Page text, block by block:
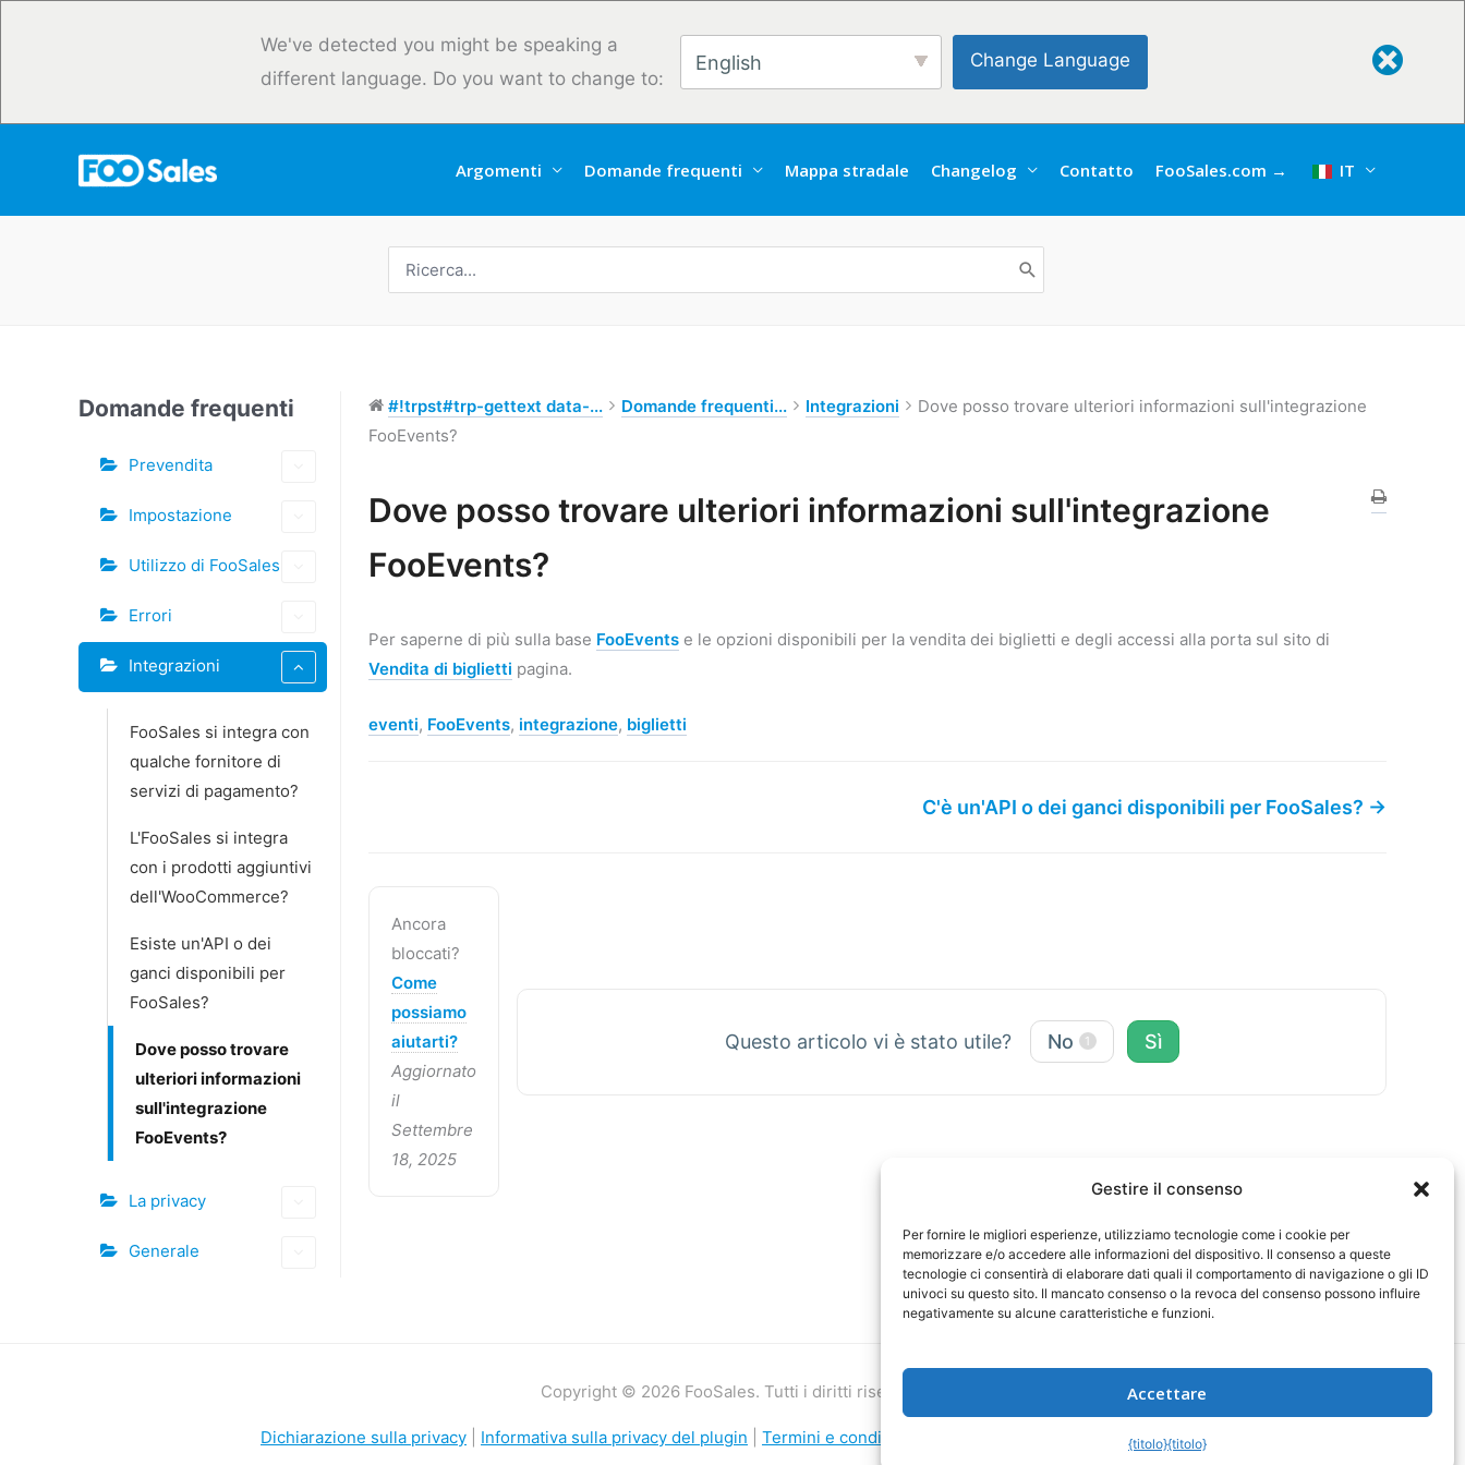
Gestire il consenso
Per fornire le migliori esperienze, utilizziamo tecnologie come i cookie per
memorizzare e/o accedere alle informazioni del dispositivo. Il consenso a queste
tecnologie ci consentirà di elaborare dati quali il comportamento di navigazione o gli ID
univoci su questo sito. Il mancato consenso o la revoca del consenso possono influire
negativamente su alcune caratteristiche e funzioni.
Accettare
{titolo}{titolo}
We've detected you might be speaking a
different language. Do you want to change to:
English Change Language
Argomenti Domande frequenti Mappa stradale Changelog Contatto FooSales.com → IT
per:
Domande frequenti
Prevendita
Impostazione
Utilizzo di FooSales
Errori
Integrazioni
FooSales si integra con
qualche fornitore di
servizi di pagamento?
L'FooSales si integra
con i prodotti aggiuntivi
dell'WooCommerce?
Esiste un'API o dei
ganci disponibili per
FooSales?
Dove posso trovare
ulteriori informazioni
sull'integrazione
FooEvents?
La privacy
Generale
#!trpst#trp-gettext data-... Domande frequenti... Integrazioni
Dove posso trovare ulteriori informazioni sull'integrazione
FooEvents?
Dove posso trovare ulteriori informazioni sull'integrazione
FooEvents?
Per saperne di più sulla base FooEvents e le opzioni disponibili per la vendita dei biglietti e degli accessi alla porta sul sito di
Vendita di biglietti pagina.
Tag
eventi, FooEvents, integrazione, biglietti
tra
documenti
C'è un'API o dei ganci disponibili per FooSales? →
Ancora
bloccati?
Come
possiamo
aiutarti?
Aggiornato
il
Settembre
18, 2025
Questo articolo vi è stato utile? No 1 Sì
Copyright © 2026 FooSales. Tutti i diritti riservati.
Dichiarazione sulla privacy Informativa sulla privacy del plugin Termini e condizioni Dichiarazione di non responsabilità